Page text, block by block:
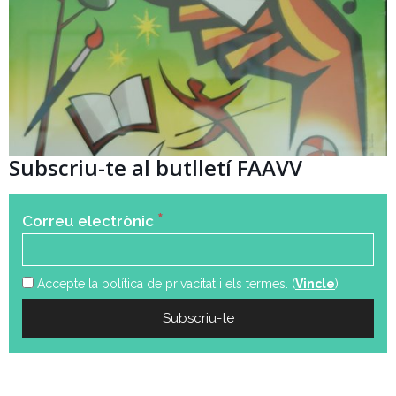
Subscriu-te al butlletí FAAVV
Correu electrònic *
Accepte la política de privacitat i els termes. (Vincle)